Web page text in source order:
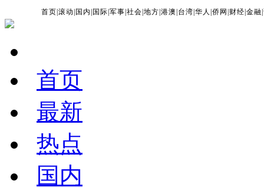
首页 |滚动 国内 国际 |军事 |社会 |地方 |港澳 台湾 |华人 |侨网 财经 |金融 |
首页
最新
热点
国内